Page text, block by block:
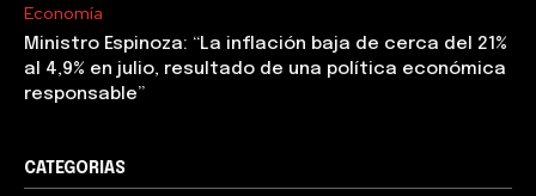
Economía
Ministro Espinoza: “La inflación baja de cerca del 21%
al 4,9% en julio, resultado de una política económica
responsable”
CATEGORIAS